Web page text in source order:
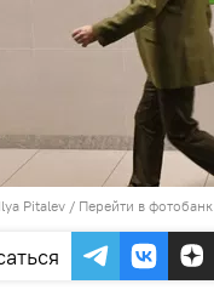
Pitalev / Перейти в фотобанк